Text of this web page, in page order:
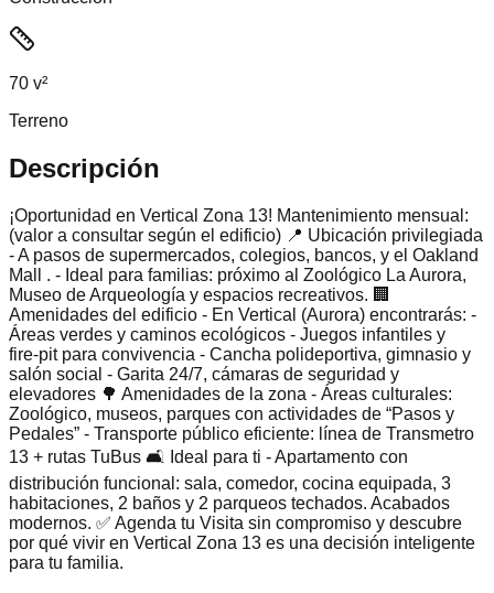
70 v²
Terreno
Descripción
¡Oportunidad en Vertical Zona 13! Mantenimiento mensual:
(valor a consultar según el edificio) 📍 Ubicación privilegiada
- A pasos de supermercados, colegios, bancos, y el Oakland
Mall . - Ideal para familias: próximo al Zoológico La Aurora,
Museo de Arqueología y espacios recreativos. 🏢
Amenidades del edificio - En Vertical (Aurora) encontrarás: -
Áreas verdes y caminos ecológicos - Juegos infantiles y
fire‑pit para convivencia - Cancha polideportiva, gimnasio y
salón social - Garita 24/7, cámaras de seguridad y
elevadores 🌳 Amenidades de la zona - Áreas culturales:
Zoológico, museos, parques con actividades de “Pasos y
Pedales” - Transporte público eficiente: línea de Transmetro
13 + rutas TuBus 🛋️ Ideal para ti - Apartamento con
distribución funcional: sala, comedor, cocina equipada, 3
habitaciones, 2 baños y 2 parqueos techados. Acabados
modernos. ✅ Agenda tu Visita sin compromiso y descubre
por qué vivir en Vertical Zona 13 es una decisión inteligente
para tu familia.